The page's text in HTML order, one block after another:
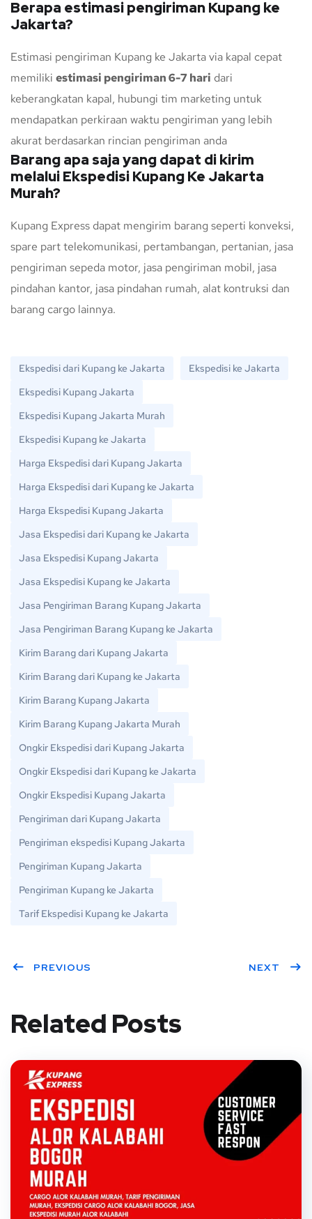
Berapa estimasi pengiriman Kupang ke
Jakarta?
Estimasi pengiriman Kupang ke Jakarta via kapal cepat
memiliki estimasi pengiriman 6-7 hari dari
keberangkatan kapal, hubungi tim marketing untuk
mendapatkan perkiraan waktu pengiriman yang lebih
akurat berdasarkan rincian pengiriman anda
Barang apa saja yang dapat di kirim
melalui Ekspedisi Kupang Ke Jakarta
Murah?
Kupang Express dapat mengirim barang seperti konveksi,
spare part telekomunikasi, pertambangan, pertanian, jasa
pengiriman sepeda motor, jasa pengiriman mobil, jasa
pindahan kantor, jasa pindahan rumah, alat kontruksi dan
barang cargo lainnya.
Ekspedisi dari Kupang ke Jakarta
Ekspedisi ke Jakarta
Ekspedisi Kupang Jakarta
Ekspedisi Kupang Jakarta Murah
Ekspedisi Kupang ke Jakarta
Harga Ekspedisi dari Kupang Jakarta
Harga Ekspedisi dari Kupang ke Jakarta
Harga Ekspedisi Kupang Jakarta
Jasa Ekspedisi dari Kupang ke Jakarta
Jasa Ekspedisi Kupang Jakarta
Jasa Ekspedisi Kupang ke Jakarta
Jasa Pengiriman Barang Kupang Jakarta
Jasa Pengiriman Barang Kupang ke Jakarta
Kirim Barang dari Kupang Jakarta
Kirim Barang dari Kupang ke Jakarta
Kirim Barang Kupang Jakarta
Kirim Barang Kupang Jakarta Murah
Ongkir Ekspedisi dari Kupang Jakarta
Ongkir Ekspedisi dari Kupang ke Jakarta
Ongkir Ekspedisi Kupang Jakarta
Pengiriman dari Kupang Jakarta
Pengiriman ekspedisi Kupang Jakarta
Pengiriman Kupang Jakarta
Pengiriman Kupang ke Jakarta
Tarif Ekspedisi Kupang ke Jakarta
PREVIOUS NEXT
Related Posts